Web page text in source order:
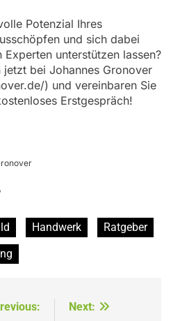
Potenzial Ihres
und sich dabei
unterstützen lassen?
jetzt bei Johannes Gronover
) und vereinbaren Sie
Erstgespräch!
Handwerk
Ratgeber
Next: